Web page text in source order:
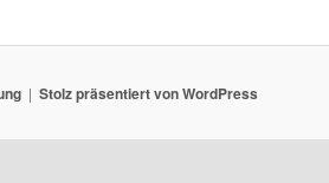
Stolz präsentiert von WordPress